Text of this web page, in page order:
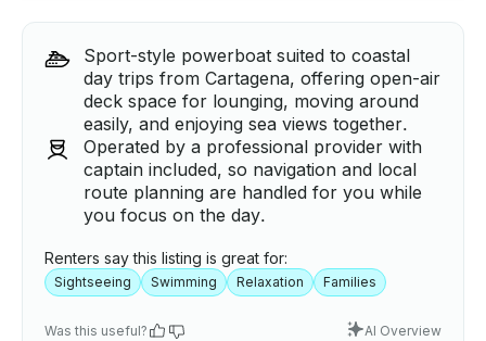
Sport-style powerboat suited to coastal
day trips from Cartagena, offering open-air
deck space for lounging, moving around
easily, and enjoying sea views together.
Operated by a professional provider with
captain included, so navigation and local
route planning are handled for you while
you focus on the day.
Renters say this listing is great for:
Sightseeing Swimming Relaxation Families
Was this useful? AI Overview